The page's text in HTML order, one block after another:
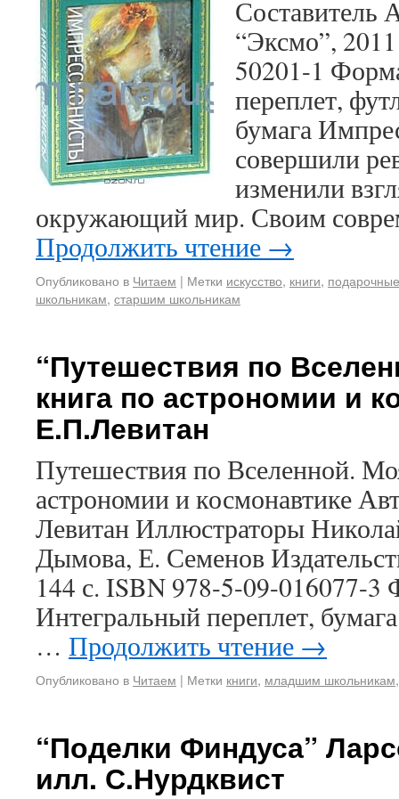
Составитель
“Эксмо”,
50201-1
переплет,
бумага
совершили
изменили
окружающий мир. Своим
Продолжить чтение →
Опубликовано в Читаем | Метки искусство, книги,
школьникам, старшим школьникам
“Путешествия по
книга по астрономии и
Е.П.Левитан
Путешествия по Вселенной.
астрономии и космонавтике
Левитан Иллюстраторы
Дымова, Е. Семенов
144 с. ISBN 978-5-09-016077-
Интегральный переплет,
… Продолжить чтение →
Опубликовано в Читаем | Метки книги, младшим школьникам
“Поделки Финдуса”
илл. С.Нурдквист